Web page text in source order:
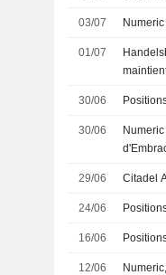
03/07
01/07
30/06
30/06
29/06 Citadel
24/06
16/06
12/06